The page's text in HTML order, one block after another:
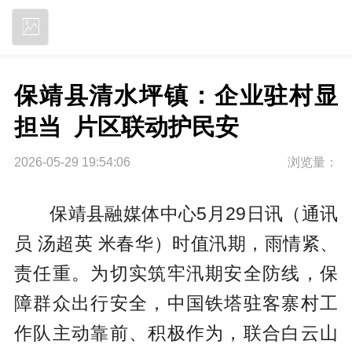
保靖县清水坪镇：企业驻村显
担当  片区联动护民安
2026-05-29 19:54:06 浏览量：
保靖县融媒体中心5月29日讯（通讯
员 汤超英 米春华）时值汛期，雨情紧、
责任重。为切实筑牢汛期安全防线，保
障群众出行安全，中国铁塔驻客寨村工
作队主动靠前、积极作为，联合白云山